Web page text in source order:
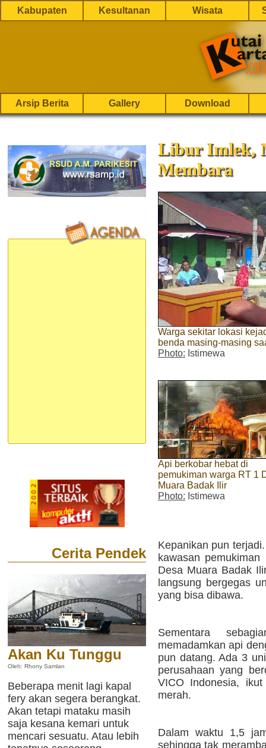
Kabupaten Kesultanan Wisata
Arsip Berita Gallery Download
Cerita Pendek
Akan Ku Tunggu
Oleh: Rhony Samlan
Beberapa menit lagi kapal
fery akan segera berangkat.
Akan tetapi mataku masih
saja kesana kemari untuk
mencari sesuatu. Atau lebih
Libur Imlek,
Membara
Warga sekitar lokasi
benda masing-masing
Photo: Istimewa
Api berkobar hebat di
pemukiman warga RT 1
Muara Badak Ilir
Photo: Istimewa
Kepanikan pun
kawasan
Desa Muara Badak
langsung bergegas
yang bisa dibawa.
Sementara
memadamkan api
pun datang. Ada 3
perusahaan yang
VICO Indonesia,
merah.
Dalam waktu 1,5
sehingga tak